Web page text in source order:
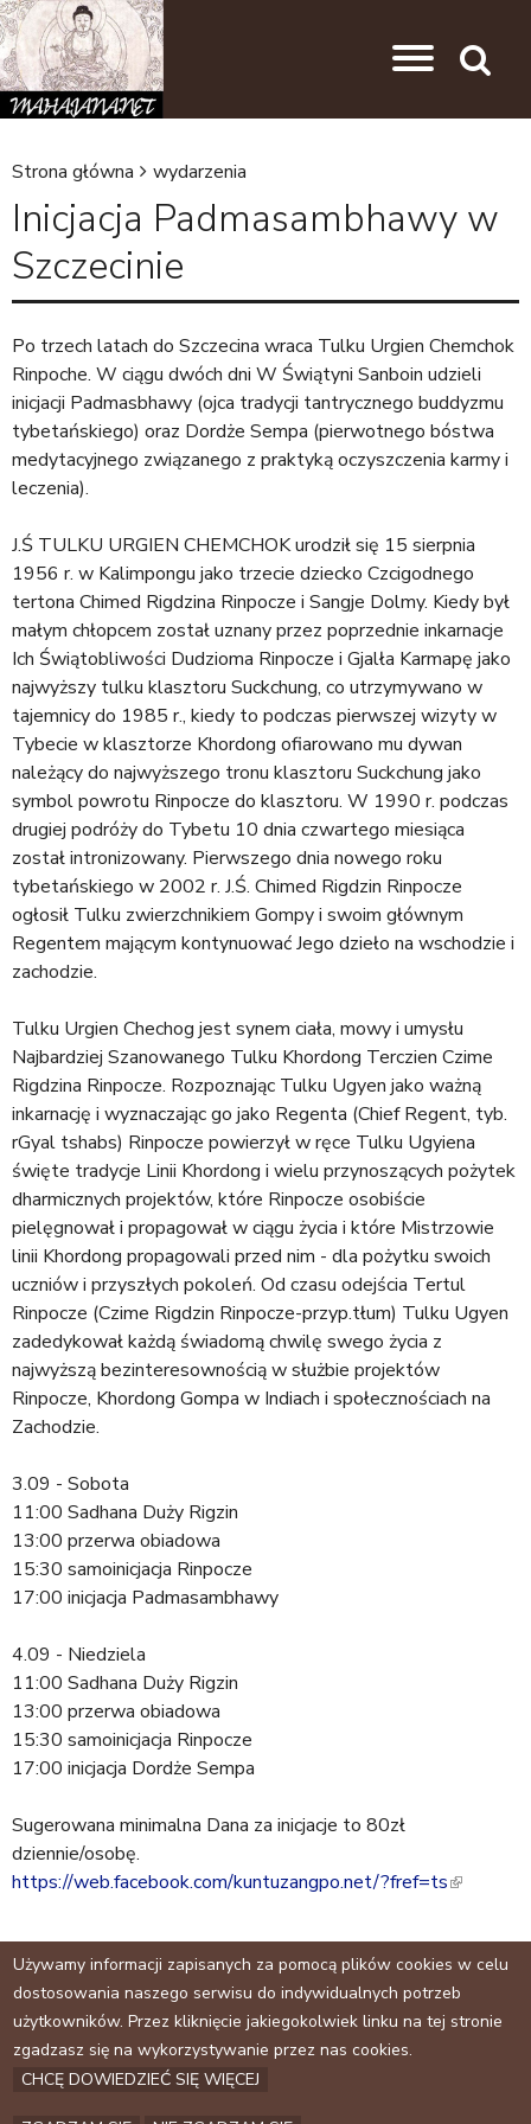
J
e
s
t
e
ś
t
u
t
a
j
Strona główna wydarzenia
Inicjacja Padmasambhawy w
Szczecinie
Po trzech latach do Szczecina wraca Tulku Urgien Chemchok
Rinpoche. W ciągu dwóch dni W Świątyni Sanboin udzieli
inicjacji Padmasbhawy (ojca tradycji tantrycznego buddyzmu
tybetańskiego) oraz Dordże Sempa (pierwotnego bóstwa
medytacyjnego związanego z praktyką oczyszczenia karmy i
leczenia).
J.Ś TULKU URGIEN CHEMCHOK urodził się 15 sierpnia
1956 r. w Kalimpongu jako trzecie dziecko Czcigodnego
tertona Chimed Rigdzina Rinpocze i Sangje Dolmy. Kiedy był
małym chłopcem został uznany przez poprzednie inkarnacje
Ich Świątobliwości Dudzioma Rinpocze i Gjalła Karmapę jako
najwyższy tulku klasztoru Suckchung, co utrzymywano w
tajemnicy do 1985 r., kiedy to podczas pierwszej wizyty w
Tybecie w klasztorze Khordong ofiarowano mu dywan
należący do najwyższego tronu klasztoru Suckchung jako
symbol powrotu Rinpocze do klasztoru. W 1990 r. podczas
drugiej podróży do Tybetu 10 dnia czwartego miesiąca
został intronizowany. Pierwszego dnia nowego roku
tybetańskiego w 2002 r. J.Ś. Chimed Rigdzin Rinpocze
ogłosił Tulku zwierzchnikiem Gompy i swoim głównym
Regentem mającym kontynuować Jego dzieło na wschodzie i
zachodzie.
Tulku Urgien Chechog jest synem ciała, mowy i umysłu
Najbardziej Szanowanego Tulku Khordong Terczien Czime
Rigdzina Rinpocze. Rozpoznając Tulku Ugyen jako ważną
inkarnację i wyznaczając go jako Regenta (Chief Regent, tyb.
rGyal tshabs) Rinpocze powierzył w ręce Tulku Ugyiena
święte tradycje Linii Khordong i wielu przynoszących pożytek
dharmicznych projektów, które Rinpocze osobiście
pielęgnował i propagował w ciągu życia i które Mistrzowie
linii Khordong propagowali przed nim - dla pożytku swoich
uczniów i przyszłych pokoleń. Od czasu odejścia Tertul
Rinpocze (Czime Rigdzin Rinpocze-przyp.tłum) Tulku Ugyen
zadedykował każdą świadomą chwilę swego życia z
najwyższą bezinteresownością w służbie projektów
Rinpocze, Khordong Gompa w Indiach i społecznościach na
Zachodzie.
3.09 - Sobota
11:00 Sadhana Duży Rigzin
13:00 przerwa obiadowa
15:30 samoinicjacja Rinpocze
17:00 inicjacja Padmasambhawy
4.09 - Niedziela
11:00 Sadhana Duży Rigzin
13:00 przerwa obiadowa
15:30 samoinicjacja Rinpocze
17:00 inicjacja Dordże Sempa
Sugerowana minimalna Dana za inicjacje to 80zł
dziennie/osobę.
https://web.facebook.com/kuntuzangpo.net/?fref=ts(
i
n
k
Tagi:wydarzenia
Facebook
Archiwum
Używamy informacji zapisanych za pomocą plików cookies w celu
dostosowania naszego serwisu do indywidualnych potrzeb
użytkowników. Przez kliknięcie jakiegokolwiek linku na tej stronie
zgadzasz się na wykorzystywanie przez nas cookies.
CHCĘ DOWIEDZIEĆ SIĘ WIĘCEJ